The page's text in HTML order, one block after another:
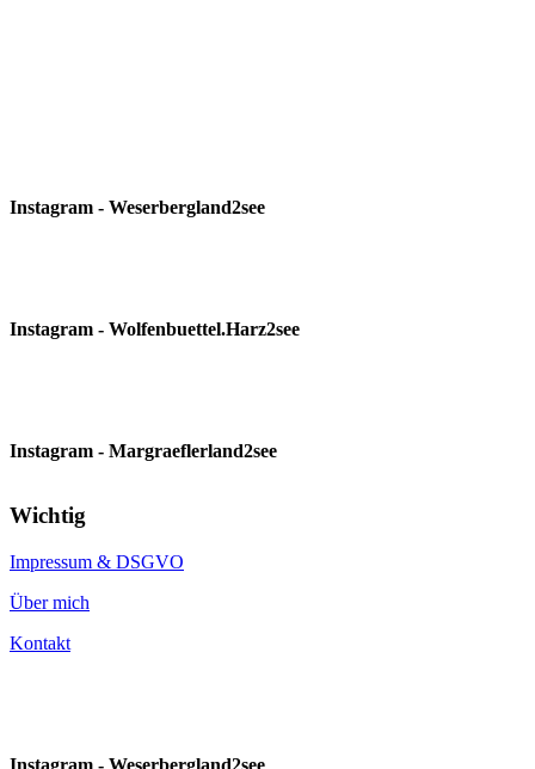
Instagram - Weserbergland2see
Instagram - Wolfenbuettel.Harz2see
Instagram - Margraeflerland2see
Wichtig
Impressum & DSGVO
Über mich
Kontakt
Instagram - Weserbergland2see